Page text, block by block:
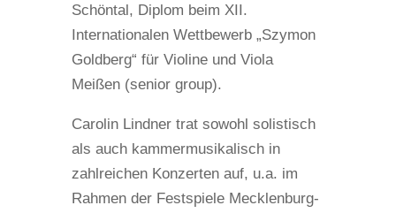
Schöntal, Diplom beim XII.
Internationalen Wettbewerb „Szymon
Goldberg“ für Violine und Viola
Meißen (senior group).
Carolin Lindner trat sowohl solistisch
als auch kammermusikalisch in
zahlreichen Konzerten auf, u.a. im
Rahmen der Festspiele Mecklenburg-